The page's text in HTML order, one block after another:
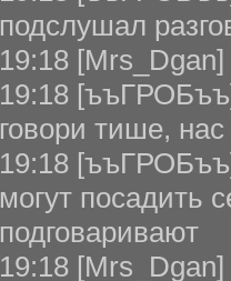
подслушал
19:18
19:18
говори тише,
19:18
могут посадить
подговаривают
19:18